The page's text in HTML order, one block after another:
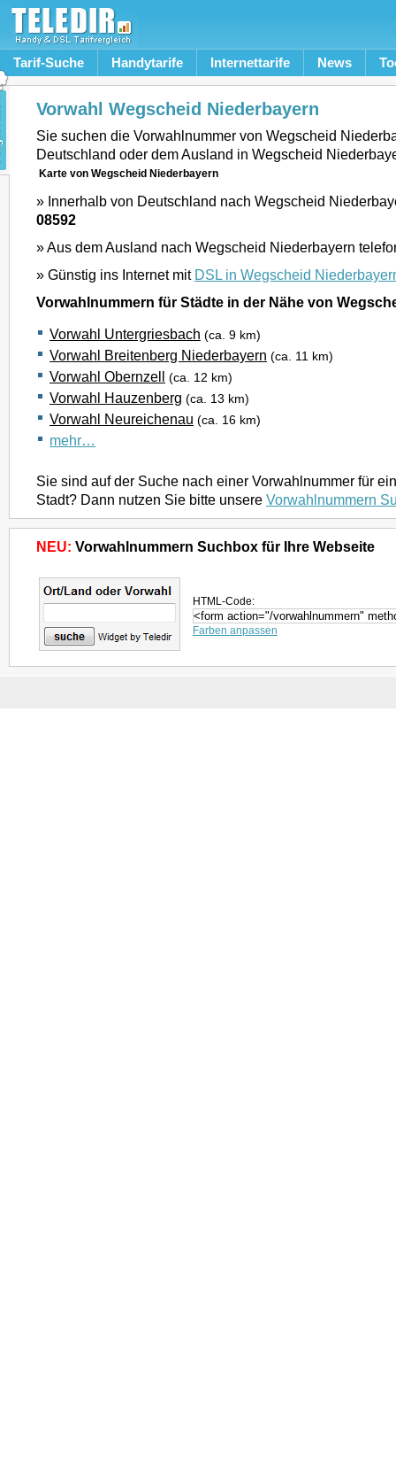
Tarif-Suche Handytarife Internettarife News
Vorwahl Wegscheid Niederbayern
Sie suchen die Vorwahlnummer von Wegscheid
Deutschland oder dem Ausland in Wegscheid
Karte von Wegscheid Niederbayern
» Innerhalb von Deutschland nach Wegscheid
08592
» Aus dem Ausland nach Wegscheid Niederbayern
» Günstig ins Internet mit DSL in Wegscheid
Vorwahlnummern für Städte in der Nähe von
Vorwahl Untergriesbach (ca. 9 km)
Vorwahl Breitenberg Niederbayern (ca. 11 km)
Vorwahl Obernzell (ca. 12 km)
Vorwahl Hauzenberg (ca. 13 km)
Vorwahl Neureichenau (ca. 16 km)
mehr…
Sie sind auf der Suche nach einer Vorwahlnummer für
Stadt? Dann nutzen Sie bitte unsere Vorwahlnummern
NEU: Vorwahlnummern Suchbox für Ihre Webseite
HTML-Code:
Farben anpassen